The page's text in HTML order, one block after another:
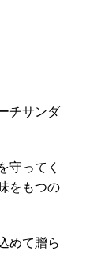
チサンダ
守ってく
をもつの
めて贈ら